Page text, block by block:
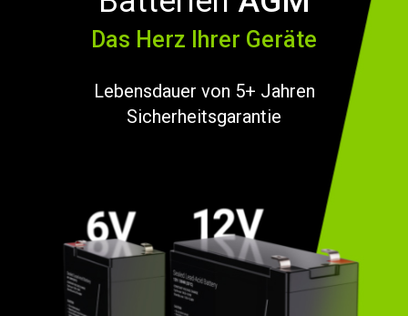
Das Herz Ihrer Geräte
Lebensdauer von 5+ Jahren
Sicherheitsgarantie